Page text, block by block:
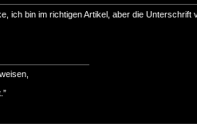
ich bin im richtigen Artikel, aber die Unterschrift